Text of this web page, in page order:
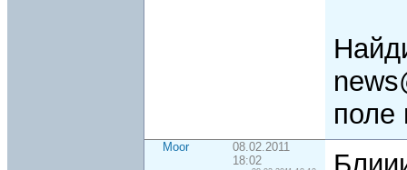
поле
Moor
08.02.2011
18:02